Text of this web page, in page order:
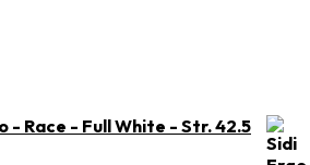
- Race - Full White - Str. 42.5